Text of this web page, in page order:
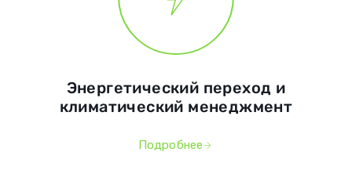
Энергетический переход и
климатический менеджмент
Подробнее